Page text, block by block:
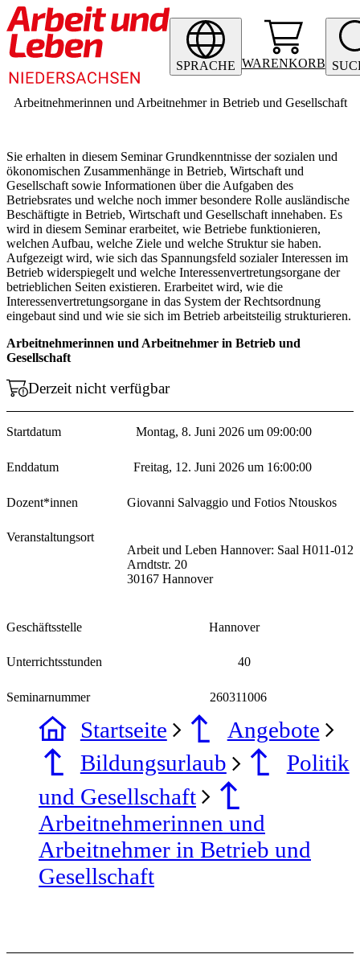
SPRACHE WARENKORB
Arbeitnehmerinnen und Arbeitnehmer in Betrieb und Gesellschaft
Sie erhalten in diesem Seminar Grundkenntnisse der sozialen und
ökonomischen Zusammenhänge in Betrieb, Wirtschaft und
Gesellschaft sowie Informationen über die Aufgaben des
Betriebsrates und welche noch immer besondere Rolle ausländische
Beschäftigte in Betrieb, Wirtschaft und Gesellschaft innehaben. Es
wird in diesem Seminar erarbeitet, wie Betriebe funktionieren,
welchen Aufbau, welche Ziele und welche Struktur sie haben.
Aufgezeigt wird, wie sich das Spannungsfeld sozialer Interessen im
Betrieb widerspiegelt und welche Interessenvertretungsorgane der
betrieblichen Seiten existieren. Erarbeitet wird, wie die
Interessenvertretungsorgane in das System der Rechtsordnung
eingebaut sind und wie sie sich im Betrieb arbeitsteilig strukturieren.
Arbeitnehmerinnen und Arbeitnehmer in Betrieb und
Gesellschaft
Derzeit nicht verfügbar
Startdatum Montag, 8. Juni 2026 um 09:00:00
Enddatum Freitag, 12. Juni 2026 um 16:00:00
Dozent*innen Giovanni Salvaggio und Fotios Ntouskos
Veranstaltungsort
Arbeit und Leben Hannover: Saal H011-012
Arndtstr. 20
30167 Hannover
Geschäftsstelle Hannover
Unterrichtsstunden 40
Seminarnummer 260311006
Startseite
Angebote
Bildungsurlaub
Politik
und Gesellschaft
Arbeitnehmerinnen und
Arbeitnehmer in Betrieb und
Gesellschaft